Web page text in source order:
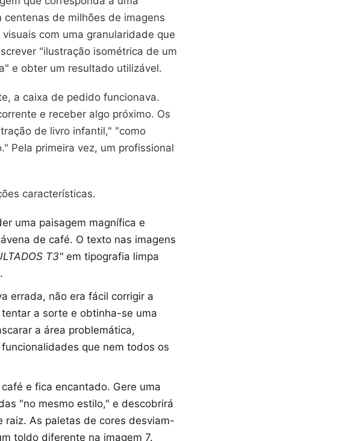
de milhões de imagens
com uma granularidade que
"ilustração isométrica de um
e obter um resultado utilizável.
a caixa de pedido funcionava.
e receber algo próximo. Os
de livro infantil," "como
Pela primeira vez, um profissional
características.
uma paisagem magnífica e
de café. O texto nas imagens
T3" em tipografia limpa
errada, não era fácil corrigir a
a sorte e obtinha-se uma
a área problemática,
que nem todos os
e fica encantado. Gere uma
"no mesmo estilo," e descobrirá
As paletas de cores desviam-
toldo diferente na imagem 7.